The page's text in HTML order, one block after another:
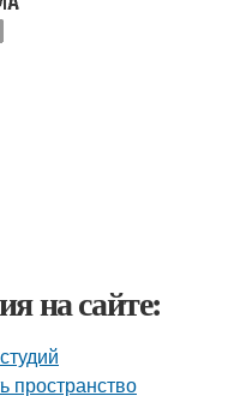
на сайте:
пространство